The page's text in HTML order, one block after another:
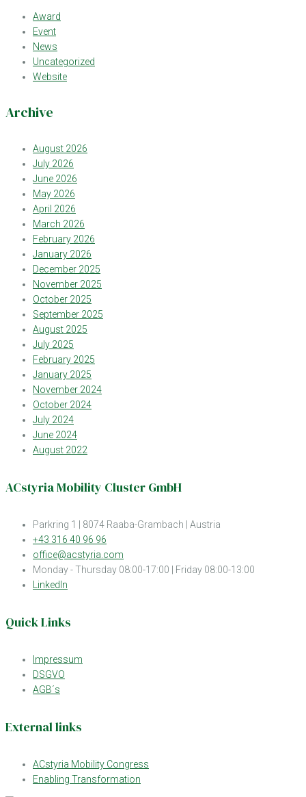
Award
Event
News
Uncategorized
Website
Archive
August 2026
July 2026
June 2026
May 2026
April 2026
March 2026
February 2026
January 2026
December 2025
November 2025
October 2025
September 2025
August 2025
July 2025
February 2025
January 2025
November 2024
October 2024
July 2024
June 2024
August 2022
ACstyria Mobility Cluster GmbH
Parkring 1 | 8074 Raaba-Grambach | Austria
+43 316 40 96 96
office@acstyria.com
Monday - Thursday 08:00-17:00 | Friday 08:00-13:00
LinkedIn
Quick Links
Impressum
DSGVO
AGB´s
External links
ACstyria Mobility Congress
Enabling Transformation